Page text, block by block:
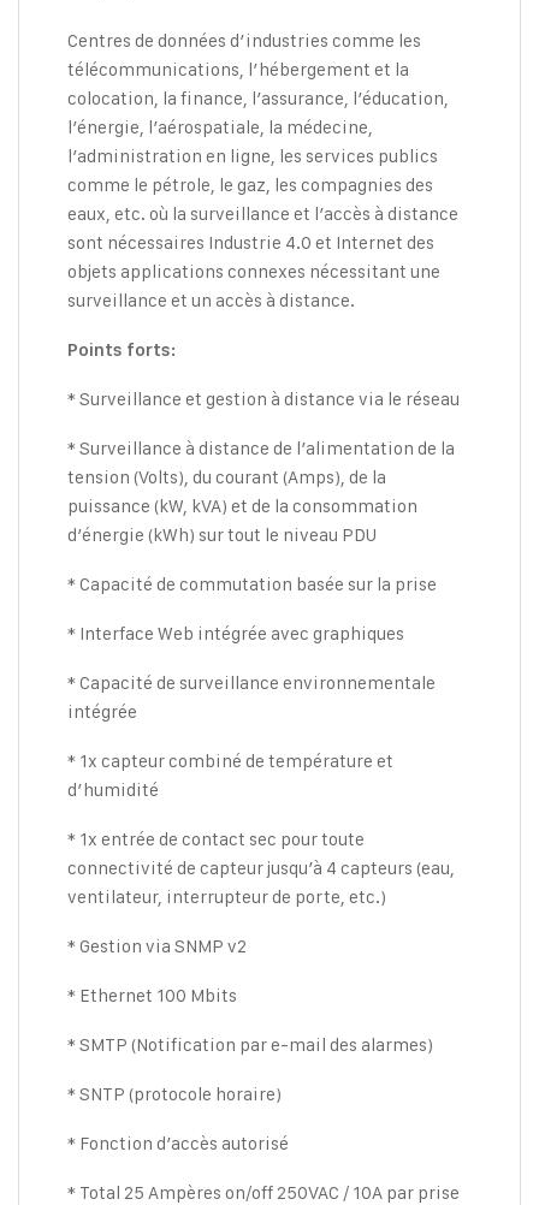
Centres de données d’industries comme les
télécommunications, l’hébergement et la
colocation, la finance, l’assurance, l’éducation,
l’énergie, l’aérospatiale, la médecine,
l’administration en ligne, les services publics
comme le pétrole, le gaz, les compagnies des
eaux, etc. où la surveillance et l’accès à distance
sont nécessaires Industrie 4.0 et Internet des
objets applications connexes nécessitant une
surveillance et un accès à distance.
Points forts:
* Surveillance et gestion à distance via le réseau
* Surveillance à distance de l’alimentation de la
tension (Volts), du courant (Amps), de la
puissance (kW, kVA) et de la consommation
d’énergie (kWh) sur tout le niveau PDU
* Capacité de commutation basée sur la prise
* Interface Web intégrée avec graphiques
* Capacité de surveillance environnementale
intégrée
* 1x capteur combiné de température et
d’humidité
* 1x entrée de contact sec pour toute
connectivité de capteur jusqu’à 4 capteurs (eau,
ventilateur, interrupteur de porte, etc.)
* Gestion via SNMP v2
* Ethernet 100 Mbits
* SMTP (Notification par e-mail des alarmes)
* SNTP (protocole horaire)
* Fonction d’accès autorisé
* Total 25 Ampères on/off 250VAC / 10A par prise